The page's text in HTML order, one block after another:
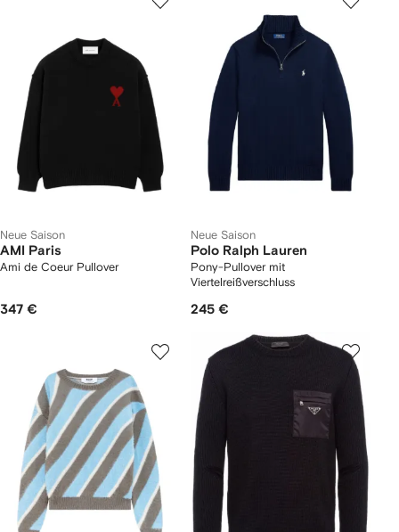
Neue Saison
AMI Paris
Ami de Coeur Pullover
347 €
Neue Saison
Polo Ralph Lauren
Pony-Pullover mit
Viertelreißverschluss
245 €